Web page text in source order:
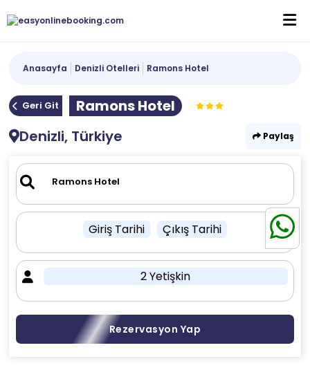
Anasayfa Denizli Otelleri Ramons Hotel
Geri Git
Ramons Hotel
Denizli, Türkiye
Paylaş
Giriş Tarihi Çıkış Tarihi
2 Yetişkin
Rezervasyon Yap